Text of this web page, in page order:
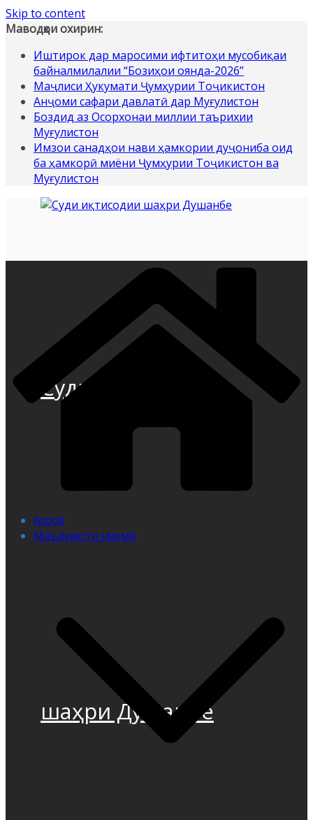
Skip to content
Маводҳои охирин:
Иштирок дар маросими ифтитоҳи мусобиқаи
байналмилалии “Бозиҳои оянда-2026”
Маҷлиси Ҳукумати Ҷумҳурии Тоҷикистон
Анҷоми сафари давлатӣ дар Муғулистон
Боздид аз Осорхонаи миллии таърихии
Муғулистон
Имзои санадҳои нави ҳамкории дуҷониба оид
ба ҳамкорӣ миёни Ҷумҳурии Тоҷикистон ва
Муғулистон
Суди иқтисодии
шаҳри Душанбе
Асосӣ
Маълумоти умумӣ